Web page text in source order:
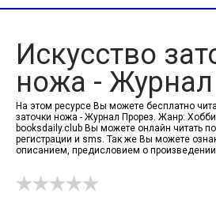
Искусство
ножа -
На этом ресурсе Вы можете бесплатно
заточки ножа - Журнал Прорез. Жанр:
booksdaily.club Вы можете онлайн читать
регистрации и sms. Так же Вы можете
описанием, предисловием о произведении